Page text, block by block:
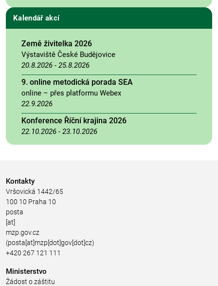
Kalendář akcí
Země živitelka 2026
Výstaviště České Budějovice
20.8.2026 - 25.8.2026
9. online metodická porada SEA
online – přes platformu Webex
22.9.2026
Konference Říční krajina 2026
22.10.2026 - 23.10.2026
Kontakty
Vršovická 1442/65
100 10 Praha 10
posta
[at]
mzp.gov.cz
(posta[at]mzp[dot]gov[dot]cz)
+420 267 121 111
Ministerstvo
Žádost o záštitu